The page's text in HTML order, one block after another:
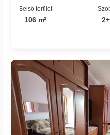
Belső terület
106 m²